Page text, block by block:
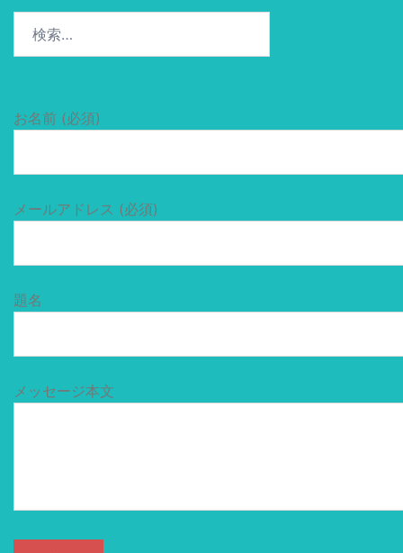
お名前 (必須)
メールアドレス (必須)
題名
メッセージ本文